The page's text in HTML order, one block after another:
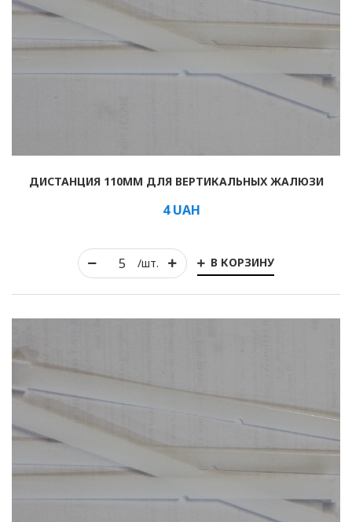
/шт. В КОРЗИНУ
ДИСТАНЦИЯ 110ММ ДЛЯ ВЕРТИКАЛЬНЫХ ЖАЛЮЗИ
4UAH